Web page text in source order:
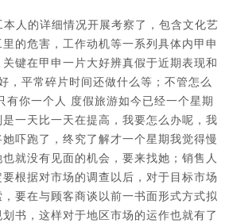
人的详细情况开展考察了，包含文化艺
的危害，工作动机等一系列具体内甲申
键在甲申一片大好辨真假于近期表现和
，平常碎片时间还做什么等；不管怎么
有你一个人 度假旅游如今已经一个星期
一天比一天在提高，我要怎么办呢，我
吓跑了，终究了解才一个星期我觉得慢
就没有见面的机会，要来找她；销售人
根据对市场的调查以后，对于目标市场
要在与顾客商谈以前一书面形式方式拟
书，这样对于地区市场的运作也就有了